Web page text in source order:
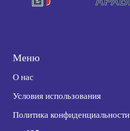
Меню
О нас
Условия использования
Политика конфиденциальности